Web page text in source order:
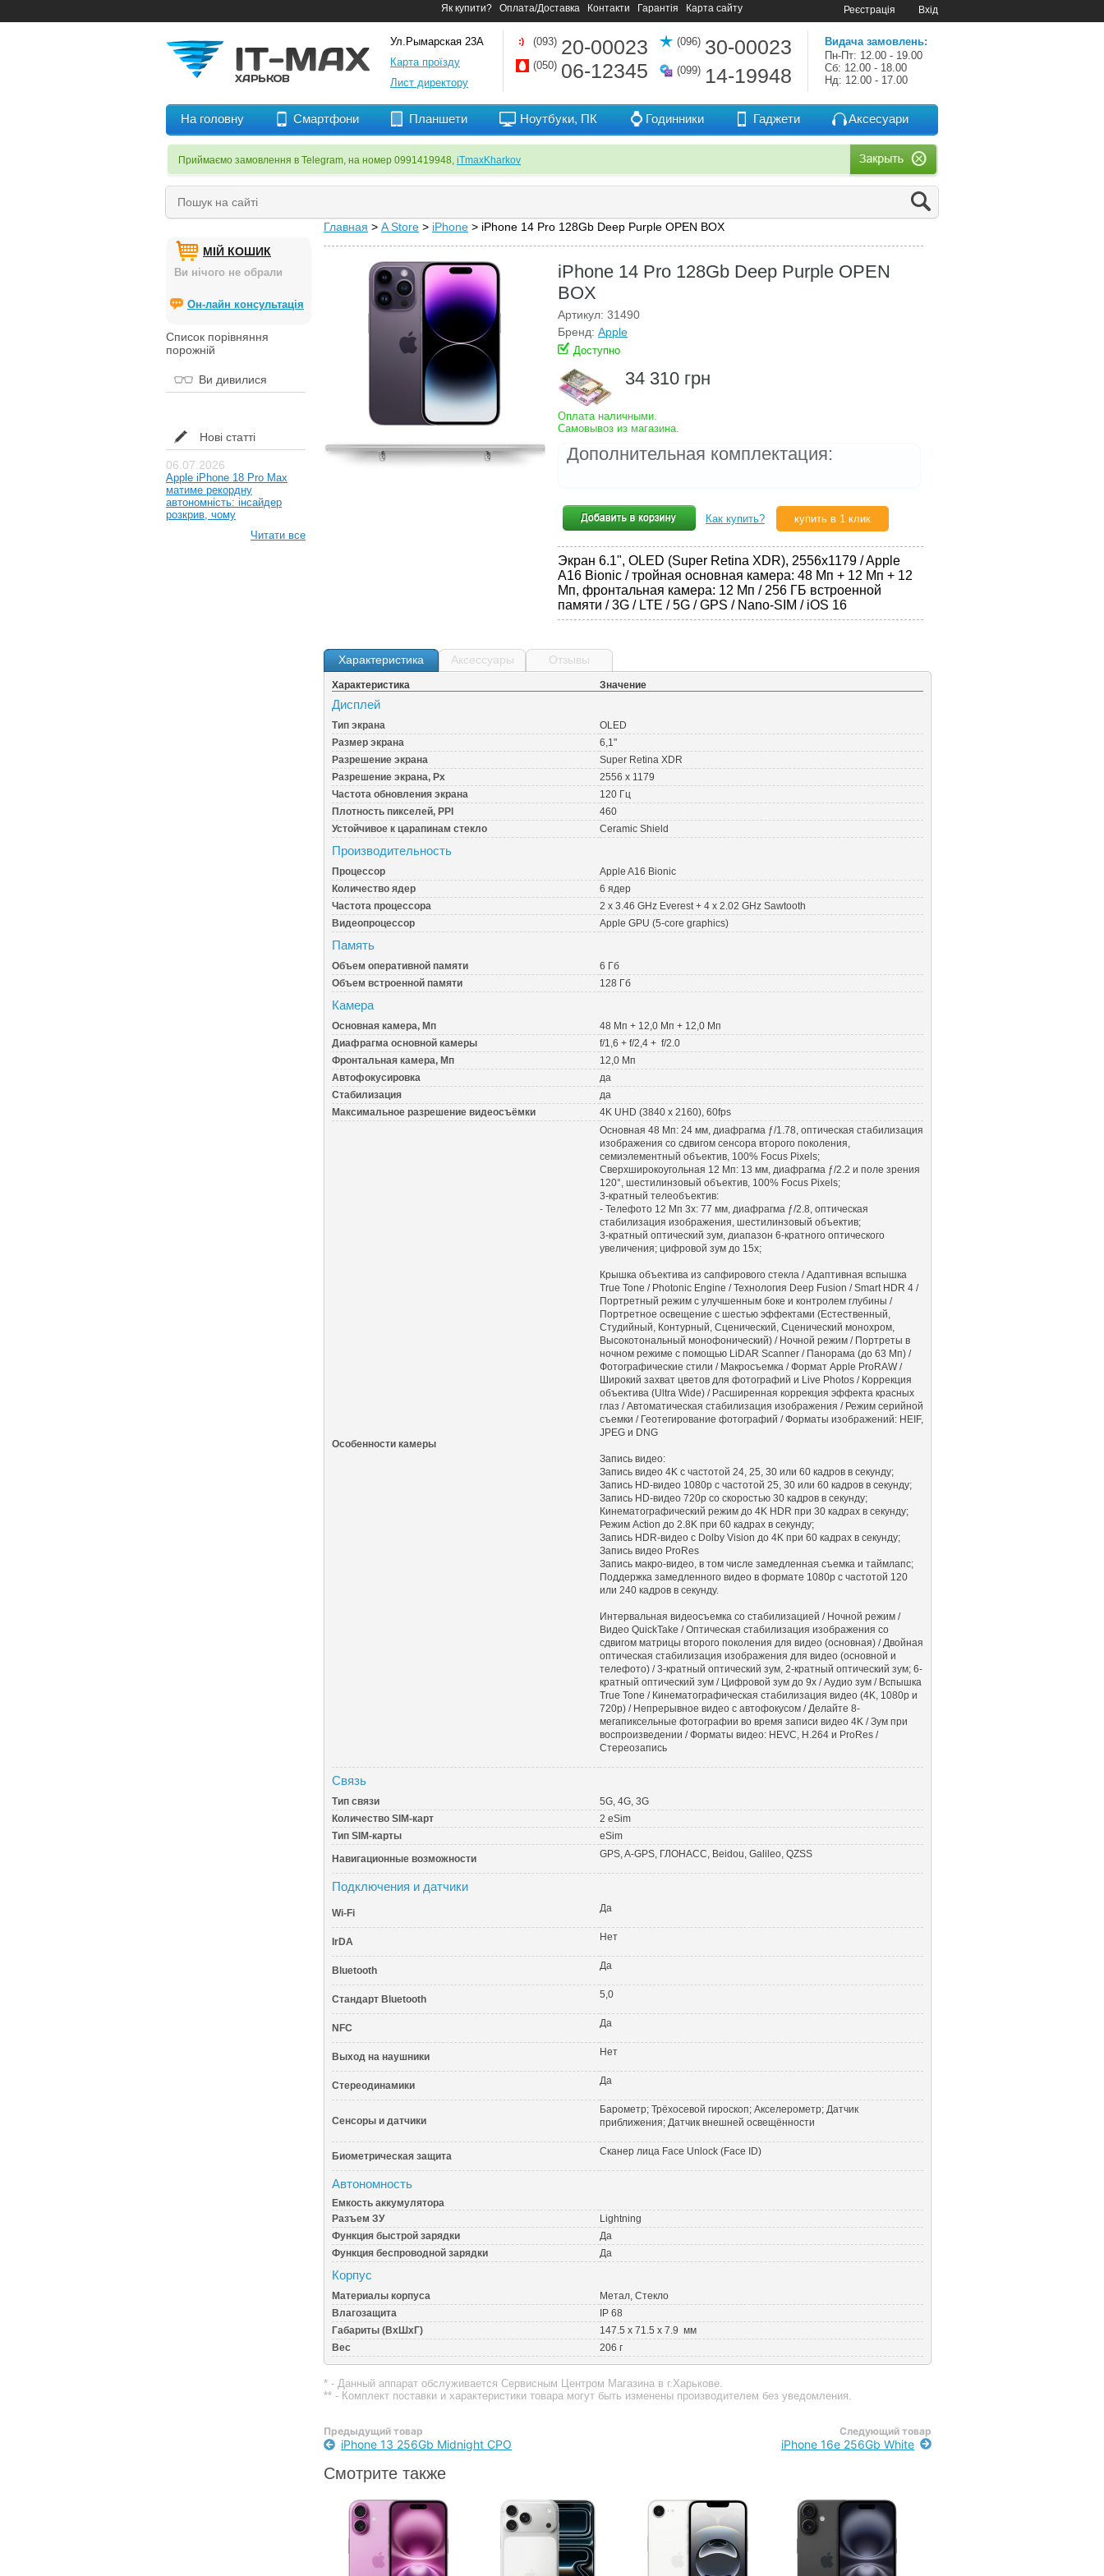
Як купити? Оплата/Доставка Контакти Гарантія Карта сайту Реєстрація Вхід
Ул.Рымарская 23А
Карта проїзду
Лист директору
(093) 20-00023
(050) 06-12345
(096) 30-00023
(099) 14-19948
Видача замовлень:
Пн-Пт: 12.00 - 19.00
Сб: 12.00 - 18.00
Нд: 12.00 - 17.00
На головну Смартфони Планшети Ноутбуки, ПК Годинники Гаджети Аксесуари
Приймаємо замовлення в Telegram, на номер 0991419948, iTmaxKharkov
МІЙ КОШИК
Ви нічого не обрали
Он-лайн консультація
Список порівняння
порожній
Ви дивилися
Нові статті
06.07.2026
Apple iPhone 18 Pro Max
матиме рекордну
автономність: інсайдер
розкрив, чому
Читати все
Главная > A Store > iPhone > iPhone 14 Pro 128Gb Deep Purple OPEN BOX
iPhone 14 Pro 128Gb Deep Purple OPEN
BOX
Артикул: 31490
Бренд: Apple
Доступно
34 310 грн
Оплата наличными.
Самовывоз из магазина.
Дополнительная комплектация:
Как купить? купить в 1 клик
Экран 6.1", OLED (Super Retina XDR), 2556x1179 / Apple
A16 Bionic / тройная основная камера: 48 Мп + 12 Мп + 12
Мп, фронтальная камера: 12 Мп / 256 ГБ встроенной
памяти / 3G / LTE / 5G / GPS / Nano-SIM / iOS 16
Характеристика Аксессуары Отзывы
Характеристика Значение
Дисплей
Тип экрана
OLED
Размер экрана
6,1"
Разрешение экрана
Super Retina XDR
Разрешение экрана, Px
2556 x 1179
Частота обновления экрана
120 Гц
Плотность пикселей, PPI
460
Устойчивое к царапинам стекло
Ceramic Shield
Производительность
Процессор
Apple A16 Bionic
Количество ядер
6 ядер
Частота процессора
2 x 3.46 GHz Everest + 4 x 2.02 GHz Sawtooth
Видеопроцессор
Apple GPU (5-core graphics)
Память
Объем оперативной памяти
6 Гб
Объем встроенной памяти
128 Гб
Камера
Основная камера, Мп
48 Мп + 12,0 Мп + 12,0 Мп
Диафрагма основной камеры
f/1,6 + f/2,4 + f/2.0
Фронтальная камера, Мп
12,0 Мп
Автофокусировка
да
Стабилизация
да
Максимальное разрешение видеосъёмки
4K UHD (3840 x 2160), 60fps
Особенности камеры
Основная 48 Мп: 24 мм, диафрагма ƒ/1.78, оптическая стабилизация
изображения со сдвигом сенсора второго поколения,
семиэлементный объектив, 100% Focus Pixels;
Сверхширокоугольная 12 Мп: 13 мм, диафрагма ƒ/2.2 и поле зрения
120°, шестилинзовый объектив, 100% Focus Pixels;
3-кратный телеобъектив:
- Телефото 12 Мп 3x: 77 мм, диафрагма ƒ/2.8, оптическая
стабилизация изображения, шестилинзовый объектив;
3-кратный оптический зум, диапазон 6-кратного оптического
увеличения; цифровой зум до 15x;
Крышка объектива из сапфирового стекла / Адаптивная вспышка
True Tone / Photonic Engine / Технология Deep Fusion / Smart HDR 4 /
Портретный режим с улучшенным боке и контролем глубины /
Портретное освещение с шестью эффектами (Естественный,
Студийный, Контурный, Сценический, Сценический монохром,
Высокотональный монофонический) / Ночной режим / Портреты в
ночном режиме с помощью LiDAR Scanner / Панорама (до 63 Мп) /
Фотографические стили / Макросъемка / Формат Apple ProRAW /
Широкий захват цветов для фотографий и Live Photos / Коррекция
объектива (Ultra Wide) / Расширенная коррекция эффекта красных
глаз / Автоматическая стабилизация изображения / Режим серийной
съемки / Геотегирование фотографий / Форматы изображений: HEIF,
JPEG и DNG
Запись видео:
Запись видео 4K с частотой 24, 25, 30 или 60 кадров в секунду;
Запись HD-видео 1080p с частотой 25, 30 или 60 кадров в секунду;
Запись HD-видео 720p со скоростью 30 кадров в секунду;
Кинематографический режим до 4K HDR при 30 кадрах в секунду;
Режим Action до 2.8K при 60 кадрах в секунду;
Запись HDR-видео с Dolby Vision до 4K при 60 кадрах в секунду;
Запись видео ProRes
Запись макро-видео, в том числе замедленная съемка и таймлапс;
Поддержка замедленного видео в формате 1080p с частотой 120
или 240 кадров в секунду.
Интервальная видеосъемка со стабилизацией / Ночной режим /
Видео QuickTake / Оптическая стабилизация изображения со
сдвигом матрицы второго поколения для видео (основная) / Двойная
оптическая стабилизация изображения для видео (основной и
телефото) / 3-кратный оптический зум, 2-кратный оптический зум; 6-
кратный оптический зум / Цифровой зум до 9x / Аудио зум / Вспышка
True Tone / Кинематографическая стабилизация видео (4K, 1080p и
720p) / Непрерывное видео с автофокусом / Делайте 8-
мегапиксельные фотографии во время записи видео 4K / Зум при
воспроизведении / Форматы видео: HEVC, H.264 и ProRes /
Стереозапись
Связь
Тип связи
5G, 4G, 3G
Количество SIM-карт
2 eSim
Тип SIM-карты
eSim
Навигационные возможности
GPS, A-GPS, ГЛОНАСС, Beidou, Galileo, QZSS
Подключения и датчики
Wi-Fi Да
IrDA Нет
Bluetooth Да
Стандарт Bluetooth 5,0
NFC Да
Выход на наушники Нет
Стереодинамики Да
Сенсоры и датчики
Барометр; Трёхосевой гироскоп; Акселерометр; Датчик
приближения; Датчик внешней освещённости
Биометрическая защита Сканер лица Face Unlock (Face ID)
Автономность
Емкость аккумулятора
Разъем ЗУ
Lightning
Функция быстрой зарядки
Да
Функция беспроводной зарядки
Да
Корпус
Материалы корпуса
Метал, Стекло
Влагозащита
IP 68
Габариты (ВхШхГ)
147.5 x 71.5 x 7.9 мм
Вес
206 г
* - Данный аппарат обслуживается Сервисным Центром Магазина в г.Харькове.
** - Комплект поставки и характеристики товара могут быть изменены производителем без уведомления.
Предыдущий товар
iPhone 13 256Gb Midnight CPO
Следующий товар
iPhone 16e 256Gb White
Смотрите также